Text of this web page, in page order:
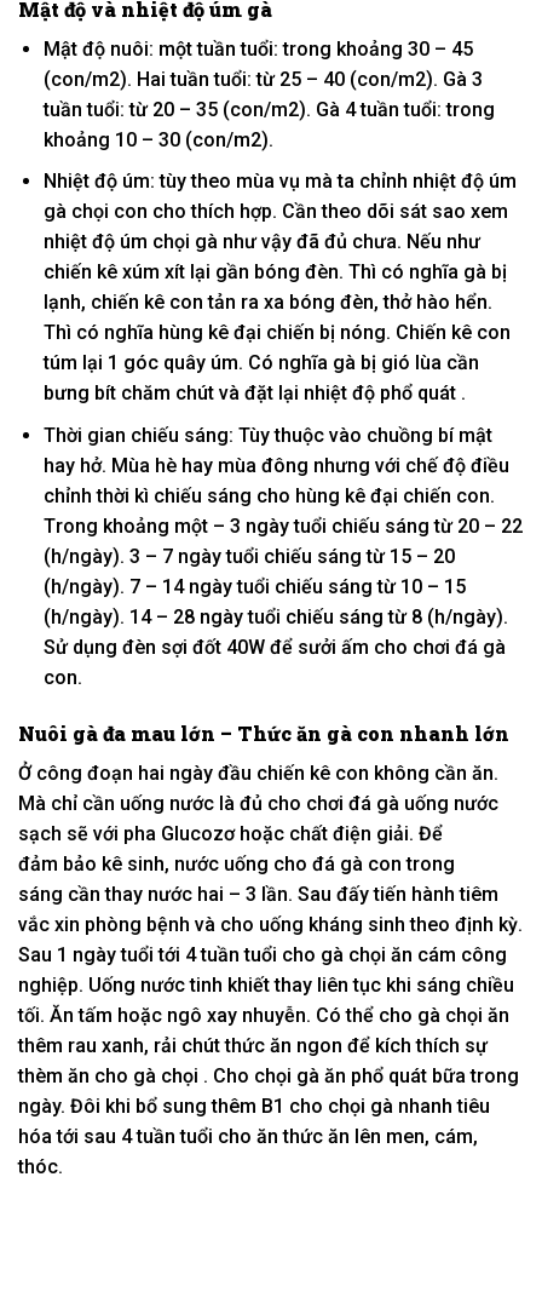
Mật độ và nhiệt độ úm gà
Mật độ nuôi: mộttuần tuổi:trong khoảng 30 – 45
(con/m2). Hai tuần tuổi:từ25 – 40 (con/m2). Gà 3
tuần tuổi:từ20 – 35 (con/m2). Gà 4 tuần tuổi:trong
khoảng 10 – 30 (con/m2).
Nhiệt độ úm: tùy theo mùa vụ mà ta chỉnh nhiệt độ úm
gà chọi con chothích hợp. Cần theo dõi sát sao xem
nhiệt độ úm chọi gà như vậyđã đủ chưa. Nếu như
chiến kê xúm xítlại gần bóng đèn. Thì có nghĩa gà bị
lạnh, chiến kê con tản ra xa bóng đèn, thở hào hển.
Thì có nghĩa hùng kê đại chiến bị nóng. Chiến kê con
túm lại 1 góc quây úm. Có nghĩa gà bị gió lùa cần
bưng bít chăm chútvà đặt lại nhiệt độ phổ quát.
Thời gian chiếu sáng: Tùy thuộc vào chuồng bí mật
hay hở. Mùa hè hay mùa đông nhưng với chế độ điều
chỉnhthời kì chiếu sáng cho hùng kê đại chiến con.
Trong khoảng một– 3 ngày tuổi chiếu sángtừ20 – 22
(h/ngày). 3 – 7 ngày tuổi chiếu sángtừ15 – 20
(h/ngày). 7 – 14 ngày tuổi chiếu sángtừ10 – 15
(h/ngày). 14 – 28 ngày tuổi chiếu sángtừ8 (h/ngày).
Sử dụng đèn sợi đốt 40W để sưởi ấm cho chơi đá gà
con.
Nuôi gà đa mau lớn – Thức ăn gà con nhanh lớn
Ở công đoạn hai ngày đầu chiến kê con không cần ăn.
Mà chỉ cần uống nước là đủ cho chơi đá gà uống nước
sạch sẽ với pha Glucozơ hoặc chất điện giải. Để
đảm bảo kê sinh, nước uống cho đá gà controng
sáng cần thay nước hai – 3 lần. Sau đấytiến hành tiêm
vắc xin phòng bệnh và cho uống kháng sinh theo định kỳ.
Sau 1 ngày tuổitới 4 tuần tuổi cho gà chọi ăn cám công
nghiệp. Uống nướctinh khiếtthay liên tục khi sáng chiều
tối. Ăn tấm hoặc ngô xay nhuyễn. Có thể cho gà chọi ăn
thêm rau xanh, rải chút thức ăn ngon để kích thích sự
thèm ăn cho gà chọi . Cho chọi gà ăn phổ quát bữa trong
ngày. Đôi khi bổ sung thêm B1 cho chọi gà nhanh tiêu
hóatới sau 4 tuần tuổi cho ăn thức ăn lên men, cám,
thóc.